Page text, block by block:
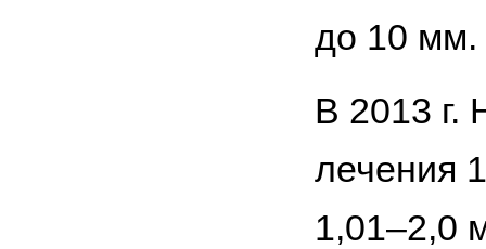
до 10 мм.
В 2013 г.
лечения
1,01–2,0